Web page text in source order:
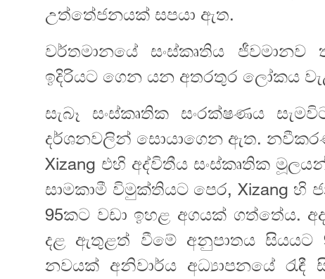
උත්තේජනයක් සපයා ඇත.
වර්තමානයේ සංස්කෘතිය ජීවමානව
ඉදිරියට ගෙන යන අතරතුර ලෝකය
සැබෑ සංස්කෘතික සංරක්ෂණය
දර්ශනවලින් සොයාගෙන ඇත.
Xizang එහි අද්විතීය සංස්කෘතික
සාමකාමී විමුක්තියට පෙර, Xizang
95කට වඩා ඉහළ අගයක් ගත්තේය.
දළ ඇතුළත් වීමේ අනුපාතය සියයට
නවයක් අනිවාර්ය අධ්‍යාපනයේ රැඳී